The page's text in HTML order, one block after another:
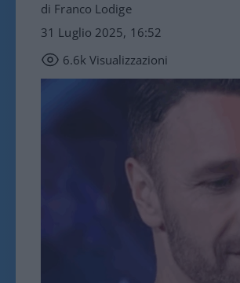
di Franco Lodige
31 Luglio 2025, 16:52
6.6k Visualizzazioni